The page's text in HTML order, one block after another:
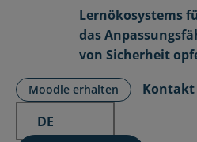
Lernökosystems
das
von Sicherheit
Moodle erhalten
Kontakt
DE